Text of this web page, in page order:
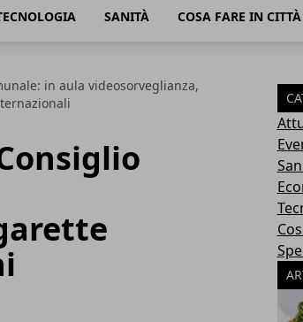
SANITÀ COSA FARE IN CITTÀ
in aula videosorveglianza,